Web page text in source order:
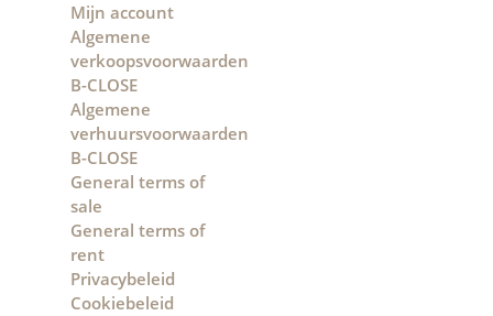
Mijn account
Algemene
verkoopsvoorwaarden
B-CLOSE
Algemene
verhuursvoorwaarden
B-CLOSE
General terms of
sale
General terms of
rent
Privacybeleid
Cookiebeleid